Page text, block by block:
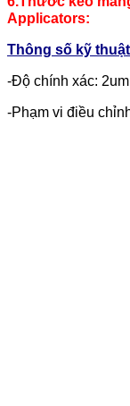
Applicators:
Thông số kỹ
-Độ chính xác: 2um
-Phạm vi điều